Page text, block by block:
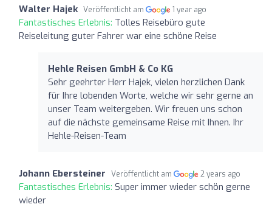
Walter Hajek Veröffentlicht am 1 year ago
Fantastisches Erlebnis: Tolles Reisebüro gute
Reiseleitung guter Fahrer war eine schöne Reise
Hehle Reisen GmbH & Co KG
Sehr geehrter Herr Hajek, vielen herzlichen Dank
für Ihre lobenden Worte, welche wir sehr gerne an
unser Team weitergeben. Wir freuen uns schon
auf die nächste gemeinsame Reise mit Ihnen. Ihr
Hehle-Reisen-Team
Johann Ebersteiner Veröffentlicht am 2 years ago
Fantastisches Erlebnis: Super immer wieder schön gerne
wieder